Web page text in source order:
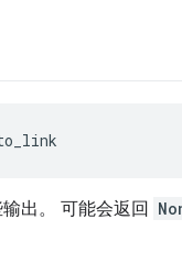
出。 可能会返回